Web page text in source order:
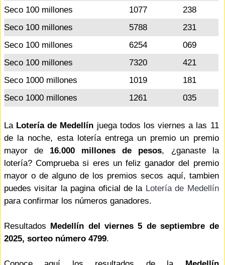
Seco 100 millones
1077
238
Seco 100 millones
5788
231
Seco 100 millones
6254
069
Seco 100 millones
7320
421
Seco 1000 millones
1019
181
Seco 1000 millones
1261 035
La Lotería de Medellín juega todos los viernes a las 11
de la noche, esta lotería entrega un premio un premio
mayor de 16.000 millones de pesos, ¿ganaste la
lotería? Comprueba si eres un feliz ganador del premio
mayor o de alguno de los premios secos aquí, tambien
puedes visitar la pagina oficial de la Lotería de Medellín
para confirmar los números ganadores.
Resultados Medellín del viernes 5 de septiembre de
2025, sorteo número 4799.